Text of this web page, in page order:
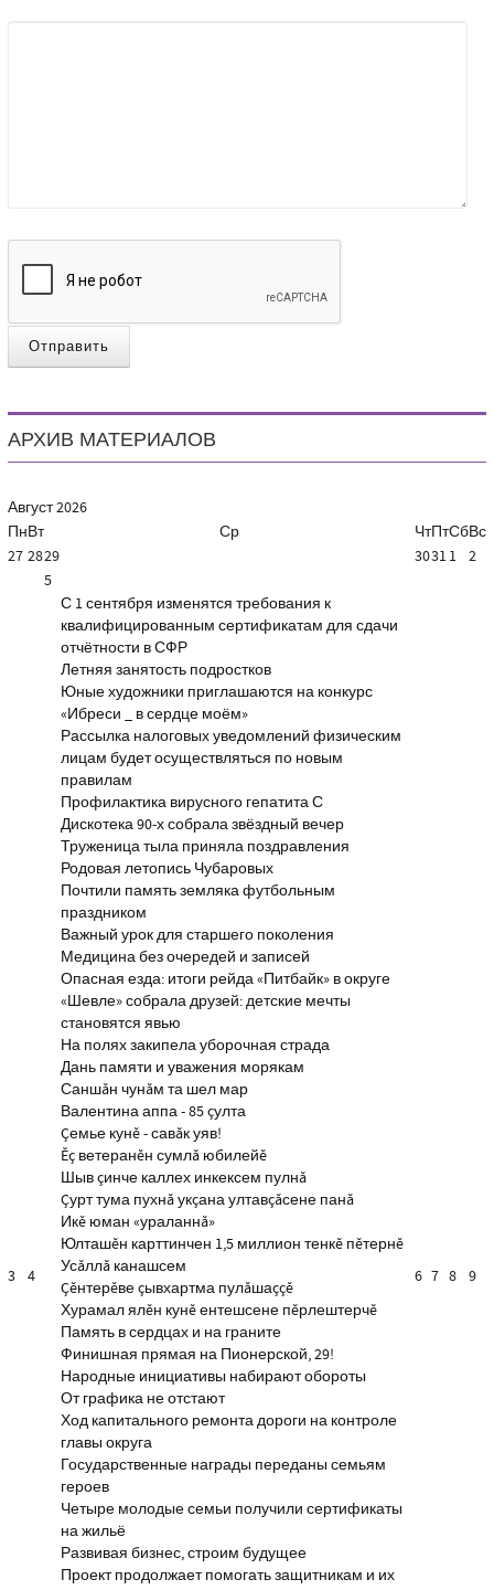
Отправить
АРХИВ МАТЕРИАЛОВ
Август2026
ПнВт Ср ЧтПтСбВс
27 2829 30311 2
3 4
5
С 1 сентября изменятся требования к
квалифицированным сертификатам для сдачи
отчётности в СФР
Летняя занятость подростков
Юные художники приглашаются на конкурс
«Ибреси _ в сердце моём»
Рассылка налоговых уведомлений физическим
лицам будет осуществляться по новым
правилам
Профилактика вирусного гепатита С
Дискотека 90-х собрала звёздный вечер
Труженица тыла приняла поздравления
Родовая летопись Чубаровых
Почтили память земляка футбольным
праздником
Важный урок для старшего поколения
Медицина без очередей и записей
Опасная езда: итоги рейда «Питбайк» в округе
«Шевле» собрала друзей: детские мечты
становятся явью
На полях закипела уборочная страда
Дань памяти и уважения морякам
Саншăн чунăм та шел мар
Валентина аппа - 85 çулта
Çемье кунĕ - савăк уяв!
Ĕç ветеранĕн сумлă юбилейĕ
Шыв çинче каллех инкексем пулнă
Çурт тума пухнă укçана ултавçăсене панă
Икĕ юман «ураланнă»
Юлташĕн карттинчен 1,5 миллион тенкĕ пĕтернĕ
Усăллă канашсем
Çĕнтерĕве çывхартма пулăшаççĕ
Хурамал ялĕн кунĕ ентешсене пĕрлештерчĕ
Память в сердцах и на граните
Финишная прямая на Пионерской, 29!
Народные инициативы набирают обороты
От графика не отстают
Ход капитального ремонта дороги на контроле
главы округа
Государственные награды переданы семьям
героев
Четыре молодые семьи получили сертификаты
на жильё
Развивая бизнес, строим будущее
Проект продолжает помогать защитникам и их
6 7 8 9